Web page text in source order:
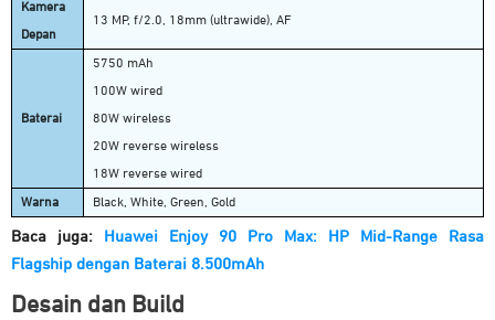
Kamera
Depan
13 MP, f/2.0, 18mm (ultrawide), AF
Baterai
5750 mAh
100W wired
80W wireless
20W reverse wireless
18W reverse wired
Warna Black, White, Green, Gold
Baca juga:
Huawei Enjoy 90 Pro Max: HP Mid-Range Rasa
Flagship dengan Baterai 8.500mAh
Desain dan Build